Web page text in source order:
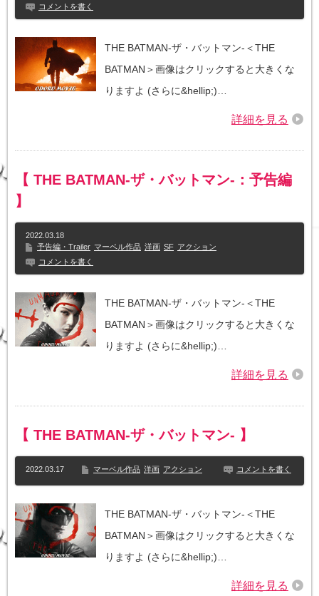
コメントを書く
THE BATMAN-ザ・バットマン-＜THE
BATMAN＞画像はクリックすると大きくな
りますよ (さらに&hellip;)…
詳細を見る
【 THE BATMAN-ザ・バットマン-：予告編
】
2022.03.18
予告編・Trailer マーベル作品 洋画 SF アクション
コメントを書く
THE BATMAN-ザ・バットマン-＜THE
BATMAN＞画像はクリックすると大きくな
りますよ (さらに&hellip;)…
詳細を見る
【 THE BATMAN-ザ・バットマン- 】
2022.03.17 マーベル作品 洋画 アクション コメントを書く
THE BATMAN-ザ・バットマン-＜THE
BATMAN＞画像はクリックすると大きくな
りますよ (さらに&hellip;)…
詳細を見る